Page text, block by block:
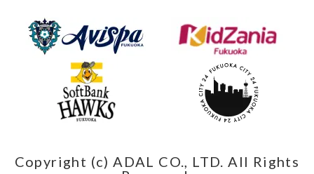
Copyright (c) ADAL CO., LTD. All Rights